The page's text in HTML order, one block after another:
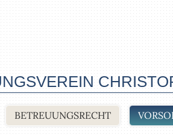
BETREUUNGSRECHT